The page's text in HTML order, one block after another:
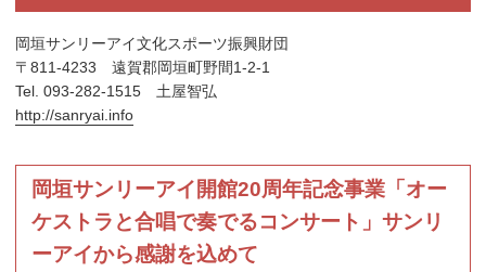
岡垣サンリーアイ文化スポーツ振興財団
〒811-4233 遠賀郡岡垣町野間1-2-1
Tel. 093-282-1515 土屋智弘
http://sanryai.info
岡垣サンリーアイ開館20周年記念事業「オー
ケストラと合唱で奏でるコンサート」サンリ
ーアイから感謝を込めて